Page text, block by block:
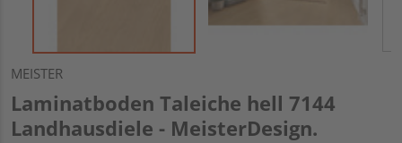
MEISTER
Laminatboden Taleiche hell 7144
Landhausdiele - MeisterDesign.